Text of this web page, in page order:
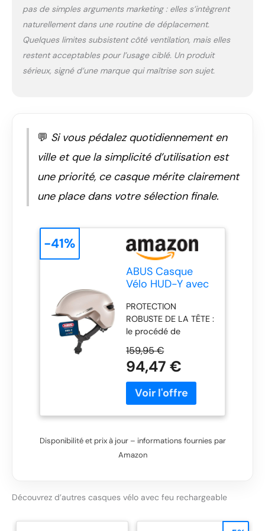
réglage en hauteur à
l'arrière de la tête
peut créer
suffisamment de
place pour une tresse.
BOUCLE MAGNÉTIQUE
: la boucle de ceinture
DE PRODUITS : Casque
de ville unisexe pour
système de harnais
plat TriVider - la taille
indiquée en
correspond au tour
de tête de l'utilisateur
pas de simples arguments marketing : elles s’intègrent
naturellement dans une routine de déplacement.
Quelques limites subsistent côté ventilation, mais elles
restent acceptables pour l’usage ciblé. Un produit
sérieux, signé d’une marque qui maîtrise son sujet.
💬 Si vous pédalez quotidiennement en
ville et que la simplicité d’utilisation est
une priorité, ce casque mérite clairement
une place dans votre sélection finale.
ABUS Casque
Vélo HUD-Y avec
Champagne/Gold,
M
PROTECTION
ROBUSTE DE LA TÊTE :
le procédé de
relie la mousse dure
absorbant les chocs
(EPS) de manière
indissociable aux
coques extérieures
résistantes aux chocs.
lumineuse stylée à
haute puissance et 4
magnétique simple et
159,95 €
94,47 €
-41%
Disponibilité et prix à jour – informations fournies par
Amazon
Découvrez d’autres casques vélo avec feu rechargeable